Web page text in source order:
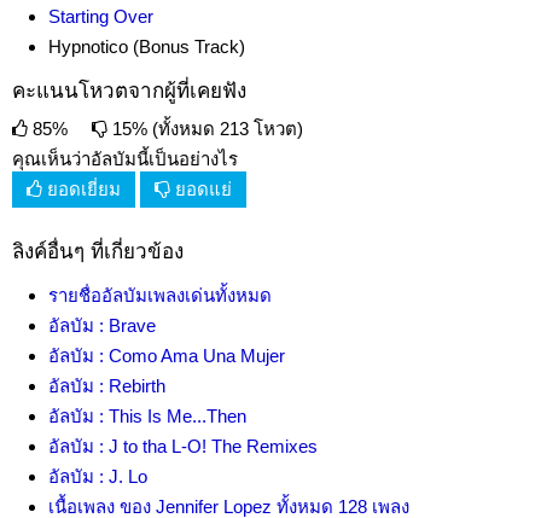
Starting Over
Hypnotico (Bonus Track)
คะแนนโหวตจากผู้ที่เคยฟัง
85%
15% (ทั้งหมด 213 โหวต)
คุณเห็นว่าอัลบัมนี้เป็นอย่างไร
ยอดเยี่ยม
ยอดแย่
ลิงค์อื่นๆ ที่เกี่ยวข้อง
รายชื่ออัลบัมเพลงเด่นทั้งหมด
อัลบัม : Brave
อัลบัม : Como Ama Una Mujer
อัลบัม : Rebirth
อัลบัม : This Is Me...Then
อัลบัม : J to tha L-O! The Remixes
อัลบัม : J. Lo
เนื้อเพลง ของ Jennifer Lopez ทั้งหมด 128 เพลง